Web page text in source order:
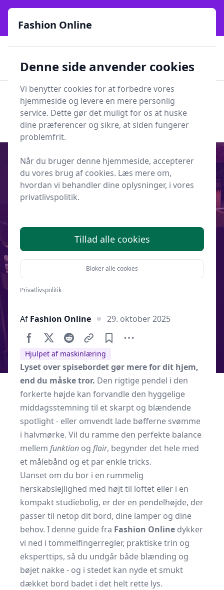
Fashion Online - Din genvej til stil, trends og smarte fund
online siden 2017
Lynhurtig levering ⭐⭐⭐⭐⭐✨981 forskellige produkttyper
Fashion Online
Søg
Udgivet iIndretning
Af Fashion Online 29. oktober 2025
Hjulpet af maskinlæring
Lyset over spisebordet gør mere for dit hjem,
end du måske tror. Den rigtige pendel i den
forkerte højde kan forvandle den hyggelige
middagsstemning til et skarpt og blændende
spotlight - eller omvendt lade bøfferne svømme
i halvmørke. Vil du ramme den perfekte balance
mellem funktion og flair, begynder det hele med
et målebånd og et par enkle tricks.
Uanset om du bor i en rummelig
herskabslejlighed med højt til loftet eller i en
kompakt studiebolig, er der en pendelhøjde, der
passer til netop dit bord, dine lamper og dine
behov. I denne guide fra Fashion Online dykker
vi ned i tommelfingerregler, praktiske trin og
eksperttips, så du undgår både blænding og
bøjet nakke - og i stedet kan nyde et smukt
dækket bord badet i det helt rette lys.
Fashion Online
Denne side anvender cookies
Vi benytter cookies for at forbedre vores
hjemmeside og levere en mere personlig
service. Dette gør det muligt for os at huske
dine præferencer og sikre, at siden fungerer
problemfrit.
Når du bruger denne hjemmeside, accepterer
du vores brug af cookies. Læs mere om,
hvordan vi behandler dine oplysninger, i vores
privatlivspolitik.
Tillad alle cookies
Bloker alle cookies
Privatlivspolitik